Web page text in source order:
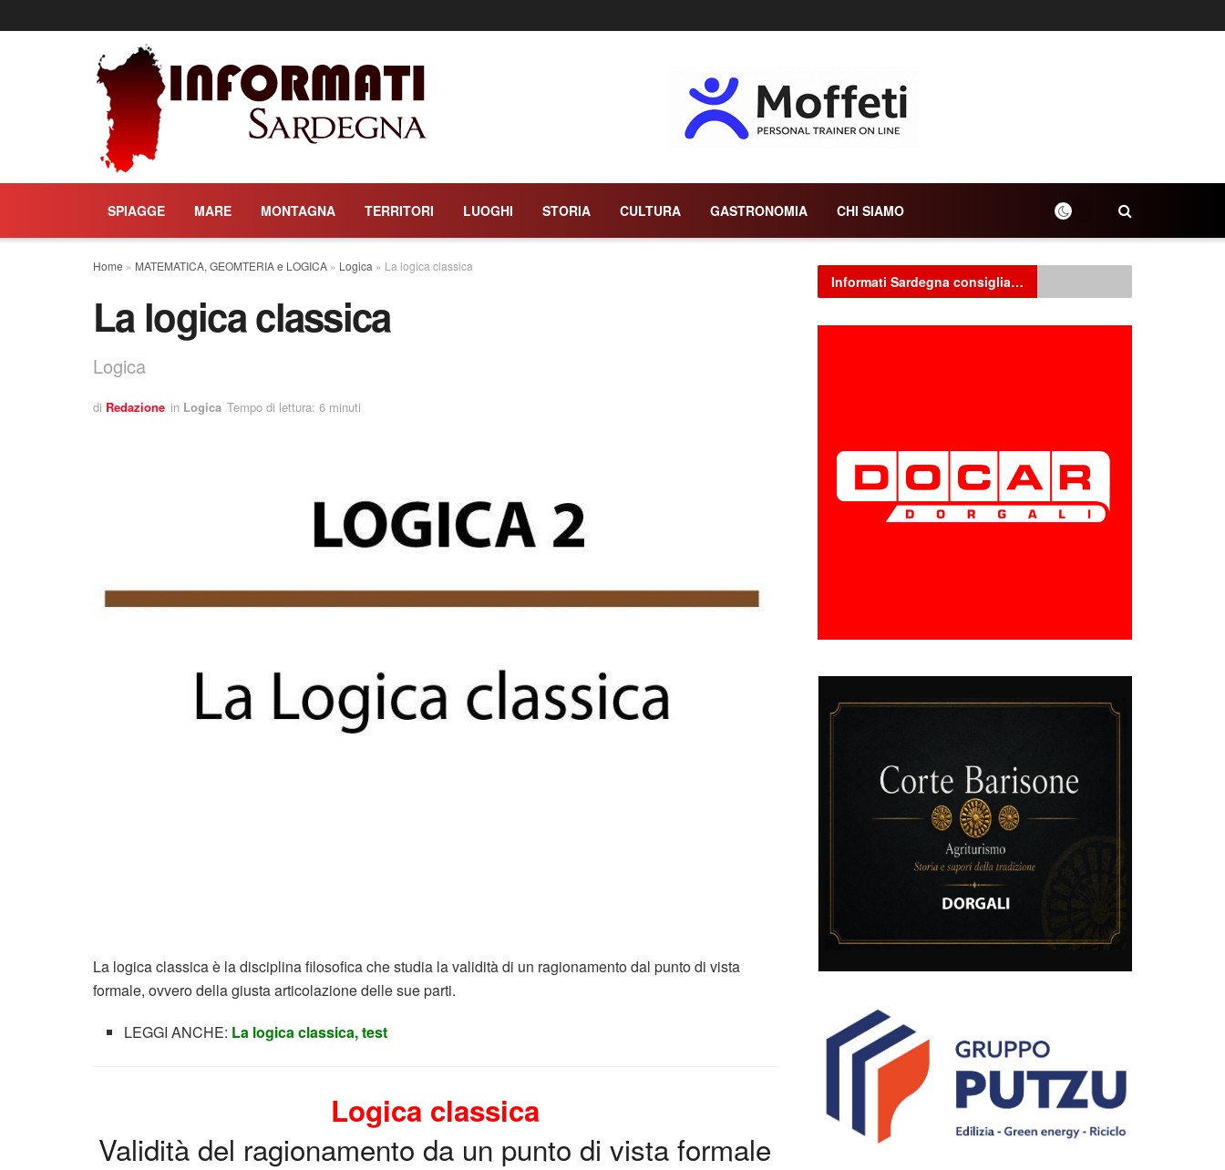
SPIAGGE MARE MONTAGNA TERRITORI LUOGHI STORIA CULTURA GASTRONOMIA CHI SIAMO
Home » MATEMATICA, GEOMTERIA e LOGICA » Logica » La logica classica
La logica classica
Logica
di Redazione in Logica Tempo di lettura: 6 minuti
La logica classica è la disciplina filosofica che studia la validità di un ragionamento dal punto di vista
formale, ovvero della giusta articolazione delle sue parti.
LEGGI ANCHE: La logica classica, test
Logica classica
Validità del ragionamento da un punto di vista formale
Informati Sardegna consiglia…